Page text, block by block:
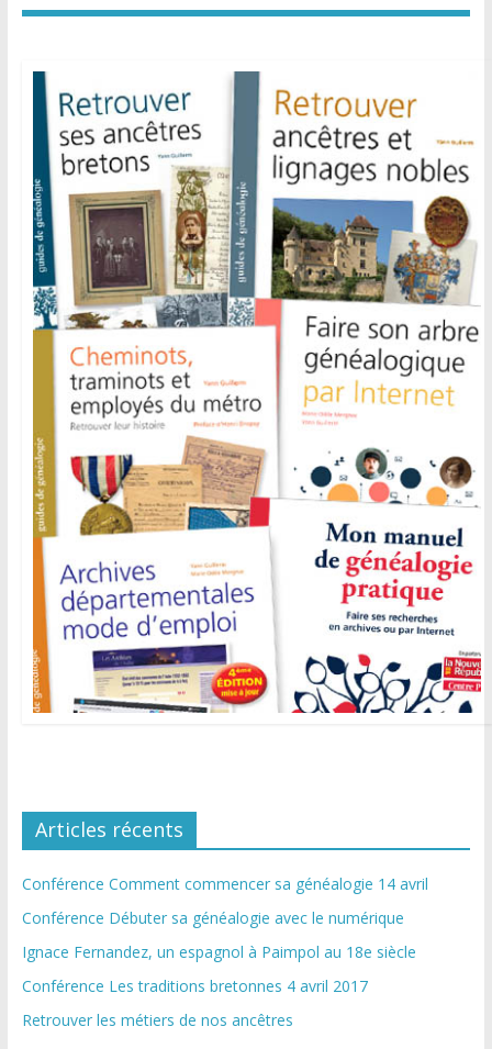
Articles récents
Conférence Comment commencer sa généalogie 14 avril
Conférence Débuter sa généalogie avec le numérique
Ignace Fernandez, un espagnol à Paimpol au 18e siècle
Conférence Les traditions bretonnes 4 avril 2017
Retrouver les métiers de nos ancêtres